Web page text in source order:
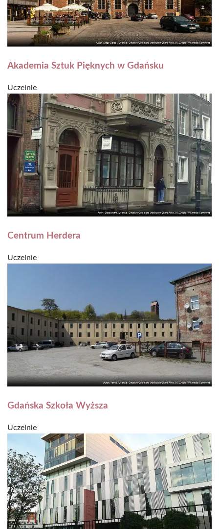
Akademia Sztuk Pięknych w Gdańsku
Uczelnie
Centrum Herdera
Uczelnie
Gdańska Szkoła Wyższa
Uczelnie